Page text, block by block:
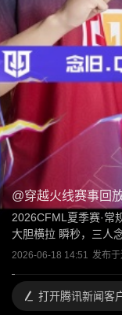
@穿越火线赛事回
2026CFML夏季赛·常
大胆横拉 瞬秒，三人
2026-06-18 14:51 发布于
打开腾讯新闻客